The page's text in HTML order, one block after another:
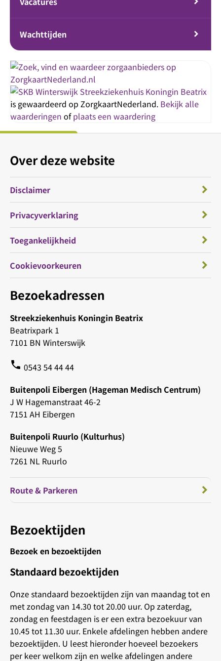
Wachttijden
Streekziekenhuis Koningin Beatrix
is gewaardeerd op ZorgkaartNederland. Bekijk alle
waarderingen ofplaats een waardering
Bezoekadressen
Streekziekenhuis Koningin Beatrix
Beatrixpark 1
7101 BN Winterswijk
phone 0543 54 44 44
Buitenpoli Eibergen (Hageman Medisch Centrum)
J W Hagemanstraat 46-2
7151 AH Eibergen
Buitenpoli Ruurlo (Kulturhus)
Nieuwe Weg 5
7261 NL Ruurlo
Route & Parkeren
Bezoektijden
Bezoek en bezoektijden
Standaard bezoektijden
Onze standaard bezoektijden zijn van maandag tot en
met zondag van 14.30 tot 20.00 uur. Op zaterdag,
zondag en feestdagen is er een extra bezoekuur van
10.45 tot 11.30 uur. Enkele afdelingen hebben andere
bezoektijden. U leest hieronder hoeveel bezoekers
per keer welkom zijn en welke afdelingen andere
Over deze website
Disclaimer
Privacyverklaring
Toegankelijkheid
Cookievoorkeuren